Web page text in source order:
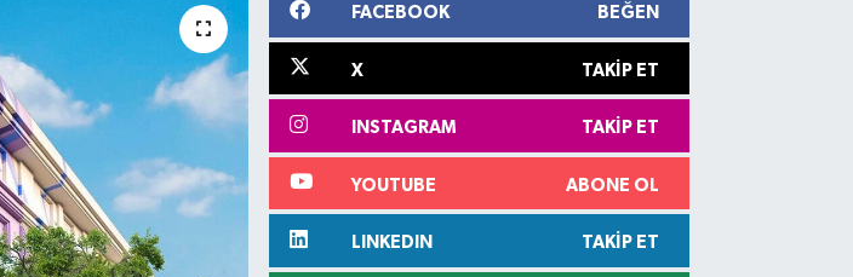
FACEBOOK BEĞEN
X TAKIP ET
INSTAGRAM TAKIP ET
YOUTUBE ABONE OL
LINKEDIN TAKIP ET